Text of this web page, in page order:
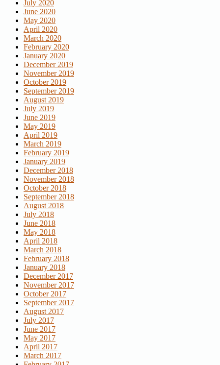
July 2020
June 2020
May 2020
April 2020
March 2020
February 2020
January 2020
December 2019
November 2019
October 2019
September 2019
August 2019
July 2019
June 2019
May 2019
April 2019
March 2019
February 2019
January 2019
December 2018
November 2018
October 2018
September 2018
August 2018
July 2018
June 2018
May 2018
April 2018
March 2018
February 2018
January 2018
December 2017
November 2017
October 2017
September 2017
August 2017
July 2017
June 2017
May 2017
April 2017
March 2017